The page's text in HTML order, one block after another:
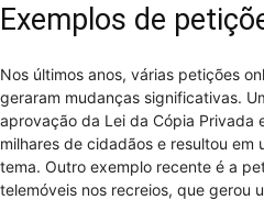
Exemplos de
Nos últimos anos, várias petições
geraram mudanças significativas.
aprovação da Lei da Cópia Privada
milhares de cidadãos e resultou em
tema. Outro exemplo recente é a
telemóveis nos recreios, que gerou